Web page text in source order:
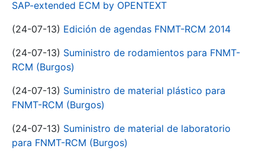
SAP-extended ECM by OPENTEXT
(24-07-13) Edición de agendas FNMT-RCM 2014
(24-07-13) Suministro de rodamientos para FNMT-
RCM (Burgos)
(24-07-13) Suministro de material plástico para
FNMT-RCM (Burgos)
(24-07-13) Suministro de material de laboratorio
para FNMT-RCM (Burgos)